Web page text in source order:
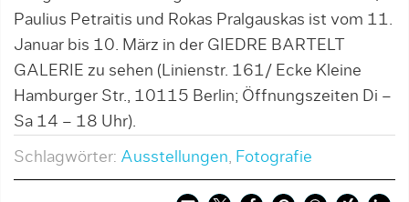
Paulius Petraitis und Rokas Pralgauskas ist vom 11.
Januar bis 10. März in der GIEDRE BARTELT
GALERIE zu sehen (Linienstr. 161/ Ecke Kleine
Hamburger Str., 10115 Berlin; Öffnungszeiten Di –
Sa 14 – 18 Uhr).
Schlagwörter: Ausstellungen, Fotografie